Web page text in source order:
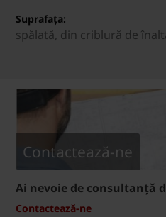
Suprafața:
spălată, din criblură de
Contactează-ne
Ai nevoie de consultanță
Contactează-ne